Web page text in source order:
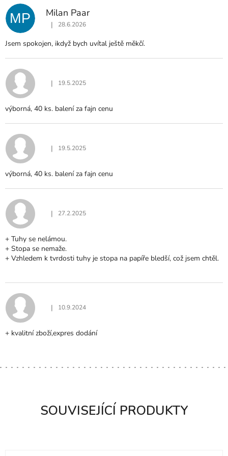
SOUVISEJÍCÍ PRODUKTY
O
C
N
MP Milan Paar
Hodnocení produktu je 5 z 5 hvězdiček.
| 28.6.2026
Jsem spokojen, ikdyž bych uvítal ještě měkčí.
Hodnocení produktu je 5 z 5 hvězdiček.
| 19.5.2025
výborná, 40 ks. balení za fajn cenu
Hodnocení produktu je 5 z 5 hvězdiček.
| 19.5.2025
výborná, 40 ks. balení za fajn cenu
Hodnocení produktu je 5 z 5 hvězdiček.
| 27.2.2025
+ Tuhy se nelámou.
+ Stopa se nemaže.
+ Vzhledem k tvrdosti tuhy je stopa na papíře bledší, což jsem chtěl.
Hodnocení produktu je 5 z 5 hvězdiček.
| 10.9.2024
+ kvalitní zboží,expres dodání